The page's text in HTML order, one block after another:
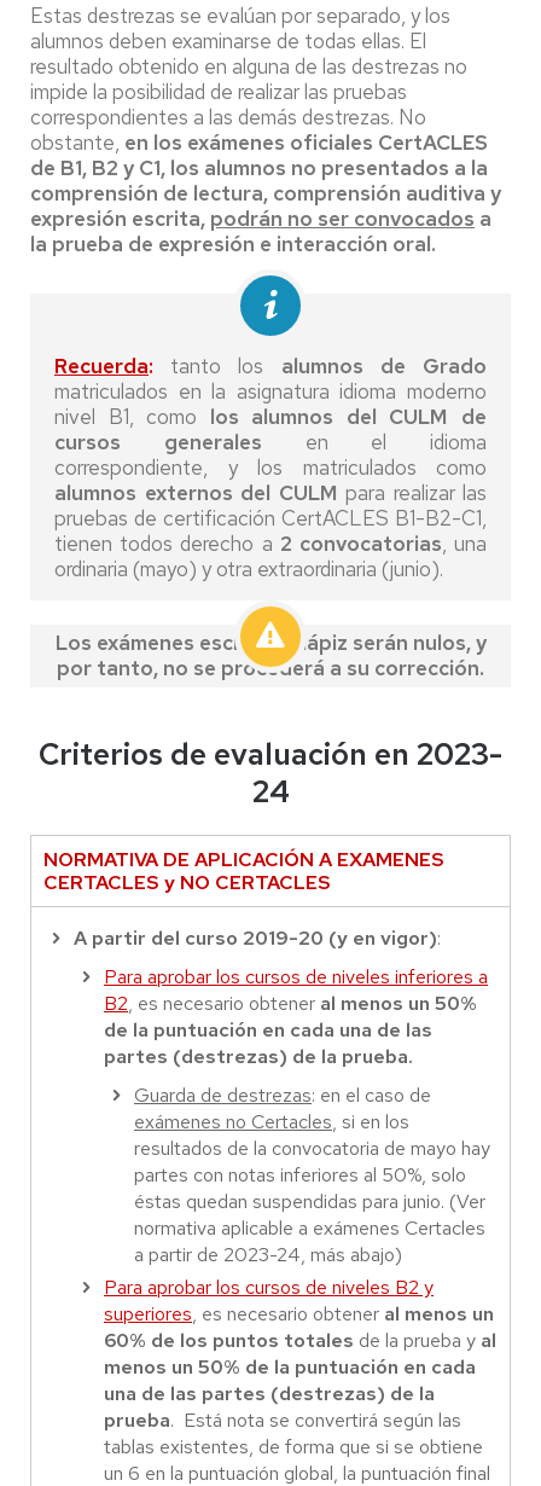
Estas destrezas se evalúan por separado, y los
alumnos deben examinarse de todas ellas. El
resultado obtenido en alguna de las destrezas no
impide la posibilidad de realizar las pruebas
correspondientes a las demás destrezas. No
obstante, en los exámenes oficiales CertACLES
de B1, B2 y C1, los alumnos no presentados a la
comprensión de lectura, comprensión auditiva y
expresión escrita, podrán no ser convocados a
la prueba de expresión e interacción oral.
Recuerda: tanto los alumnos de Grado
matriculados en la asignatura idioma moderno
nivel B1, como los alumnos del CULM
de
cursos generales en el idioma
correspondiente, y los matriculados como
alumnos externos del CULM para realizar las
pruebas de certificación CertACLES B1-B2-C1,
tienen todos derecho a 2 convocatorias, una
ordinaria (mayo) y otra extraordinaria (junio).
Los exámenes escritos a lápiz serán nulos, y
por tanto, no se procederá a su corrección.
Criterios de evaluación en 2023-
24
NORMATIVA DE APLICACIÓN A EXAMENES
CERTACLES y NO CERTACLES
A partir del curso 2019-20 (y en vigor):
Para aprobar los cursos de niveles inferiores a
B2, es necesario obtener al menos un 50%
de la puntuación en cada una de las
partes (destrezas) de la prueba.
Guarda de destrezas: en el caso de
exámenes no Certacles, si en los
resultados de la convocatoria de mayo hay
partes con notas inferiores al 50%, solo
éstas quedan suspendidas para junio. (Ver
normativa aplicable a exámenes Certacles
a partir de 2023-24, más abajo)
Para aprobar los cursos de niveles B2 y
superiores, es necesario obtener al menos un
60% de los puntos totales de la prueba y al
menos un 50% de la puntuación en cada
una de las partes (destrezas) de la
prueba. Está nota se convertirá según las
tablas existentes, de forma que si se obtiene
un 6 en la puntuación global, la puntuación final